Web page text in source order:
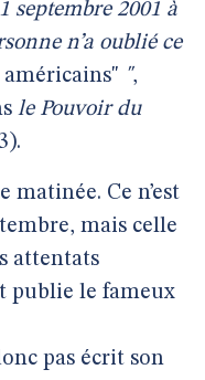
septembre 2001 à
n’a oublié ce
américains" ",
le Pouvoir du
Ce n’est
mais celle
attentats
publie le fameux
pas écrit son